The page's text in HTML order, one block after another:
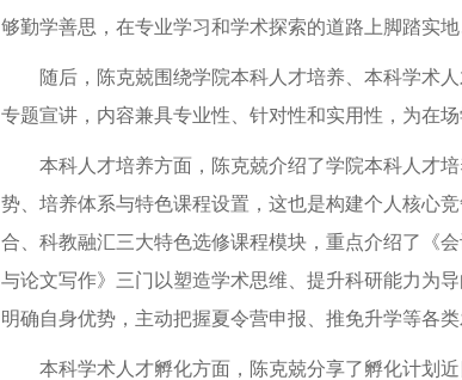
够勤学善思，在专业学习和学术探索的道路上脚踏实
随后，陈克兢围绕学院本科人才培养、本科学术
专题宣讲，内容兼具专业性、针对性和实用性，为在
本科人才培养方面，陈克兢介绍了学院本科人才
势、培养体系与特色课程设置，这也是构建个人核心
合、科教融汇三大特色选修课程模块，重点介绍了《
与论文写作》三门以塑造学术思维、提升科研能力为
明确自身优势，主动把握夏令营申报、推免升学等各
本科学术人才孵化方面，陈克兢分享了孵化计划